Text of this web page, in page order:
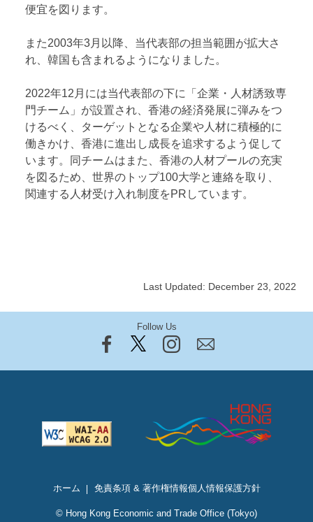
便宜を図ります。
また2003年3月以降、当代表部の担当範囲が拡大さ
れ、韓国も含まれるようになりました。
2022年12月には当代表部の下に「企業・人材誘致専
門チーム」が設置され、香港の経済発展に弾みをつ
けるべく、ターゲットとなる企業や人材に積極的に
働きかけ、香港に進出し成長を追求するよう促して
います。同チームはまた、香港の人材プールの充実
を図るため、世界のトップ100大学と連絡を取り、
関連する人材受け入れ制度をPRしています。
Last Updated: December 23, 2022
Follow Us
ホーム 免責条項 & 著作権情報個人情報保護方針
© Hong Kong Economic and Trade Office (Tokyo)